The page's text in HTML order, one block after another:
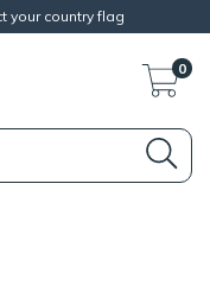
your country flag
0